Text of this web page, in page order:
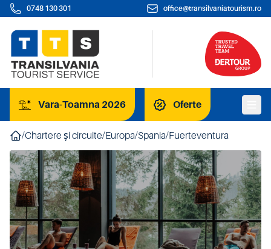
0748 130 301 office@transilvaniatourism.ro
Vara-Toamna 2026 Oferte
/Chartere și circuite/Europa/Spania/Fuerteventura